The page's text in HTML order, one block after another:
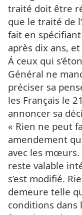
traité doit être
que le traité de
fait en
après dix ans,
Á ceux qui
Général ne
préciser sa
les Français le
annoncer sa
« Rien ne peut
amendement
avec les mœurs.
reste valable
s’est modifié.
demeure telle
conditions dans